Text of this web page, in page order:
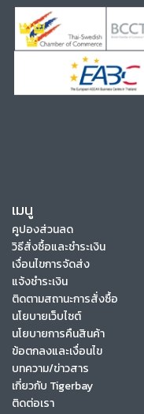
เมนู
คูปองส่วนลด
วิธีสั่งซื้อและชำระเงิน
เงื่อนไขการจัดส่ง
แจ้งชำระเงิน
ติดตามสถานะการสั่งซื้อ
นโยบายเว็บไซต์
นโยบายการคืนสินค้า
ข้อตกลงและเงื่อนไข
บทความ/ข่าวสาร
เกี่ยวกับ Tigerbay
ติดต่อเรา